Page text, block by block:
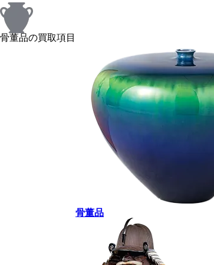
骨董品の買取項目
骨董品